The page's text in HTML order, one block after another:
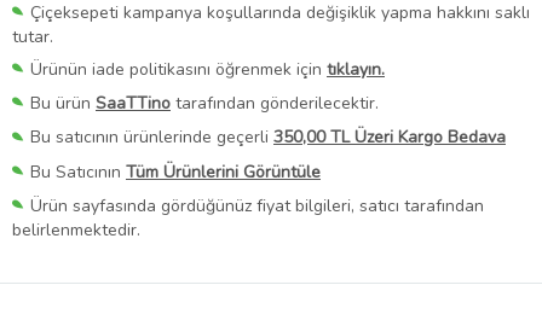
Çiçeksepeti kampanya koşullarında değişiklik yapma hakkını saklı
tutar.
Ürünün iade politikasını öğrenmek için tıklayın.
Bu ürün SaaTTino tarafından gönderilecektir.
Bu satıcının ürünlerinde geçerli 350,00 TL Üzeri Kargo Bedava
Bu Satıcının Tüm Ürünlerini Görüntüle
Ürün sayfasında gördüğünüz fiyat bilgileri, satıcı tarafından
belirlenmektedir.